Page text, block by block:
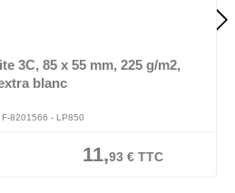
3C, 85 x 55 mm, 225 g/m2,
blanc
F-8201566 - LP850
11,93 € TTC